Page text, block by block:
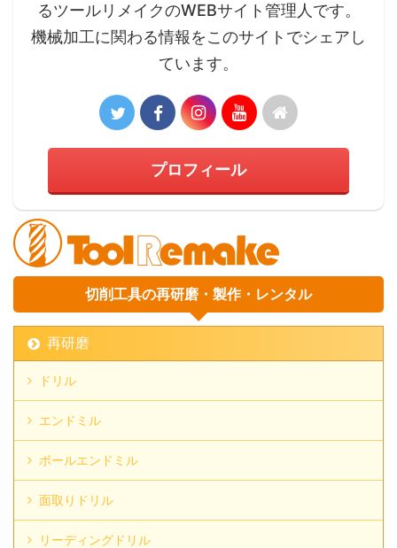
るツールリメイクのWEBサイト管理人です。
機械加工に関わる情報をこのサイトでシェアし
ています。
プロフィール
切削工具の再研磨・製作・レンタル
再研磨
ドリル
エンドミル
ボールエンドミル
面取りドリル
リーディングドリル